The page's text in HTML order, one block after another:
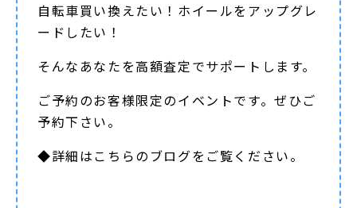
自転車買い換えたい！ホイールをアップグレ
ードしたい！
そんなあなたを高額査定でサポートします。
ご予約のお客様限定のイベントです。ぜひご
予約下さい。
◆詳細はこちらのブログをご覧ください。